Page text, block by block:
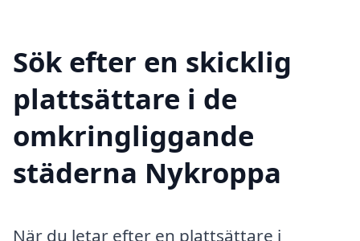
Sök efter en skicklig
plattsättare i de
omkringliggande
städerna Nykroppa
När du letar efter en plattsättare i